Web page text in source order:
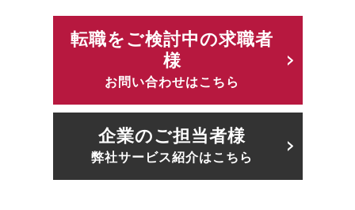
転職をご検討中の求職者
様
お問い合わせはこちら
企業のご担当者様
弊社サービス紹介はこちら